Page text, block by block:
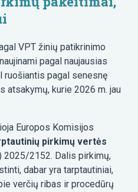
VPT žinių patikrinimo
pagal naujausias
ruošiantis pagal senesnę
atsakymų, kurie 2026 m. jau
Europos Komisijos
pirkimų vertės
2025/2152. Dalis pirkimų,
dabar yra tarptautiniai,
verčių ribas ir procedūrų